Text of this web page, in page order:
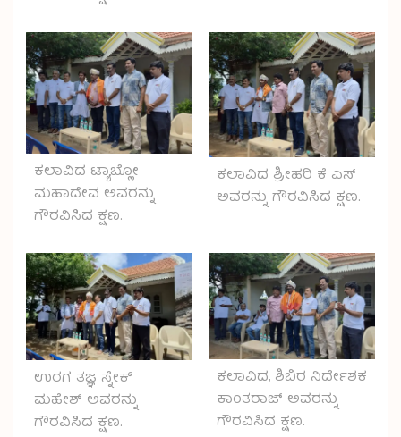
ಕಲಾವಿದ ಟ್ಯಾಬ್ಲೋ
ಮಹಾದೇವ ಅವರನ್ನು
ಗೌರವಿಸಿದ ಕ್ಷಣ.
ಕಲಾವಿದ ಶ್ರೀಹರಿ ಕೆ ಎಸ್
ಅವರನ್ನು ಗೌರವಿಸಿದ ಕ್ಷಣ.
ಉರಗ ತಜ್ಞ ಸ್ನೇಕ್
ಮಹೇಶ್ ಅವರನ್ನು
ಗೌರವಿಸಿದ ಕ್ಷಣ.
ಕಲಾವಿದ, ಶಿಬಿರ ನಿರ್ದೇಶಕ
ಕಾಂತರಾಜ್ ಅವರನ್ನು
ಗೌರವಿಸಿದ ಕ್ಷಣ.